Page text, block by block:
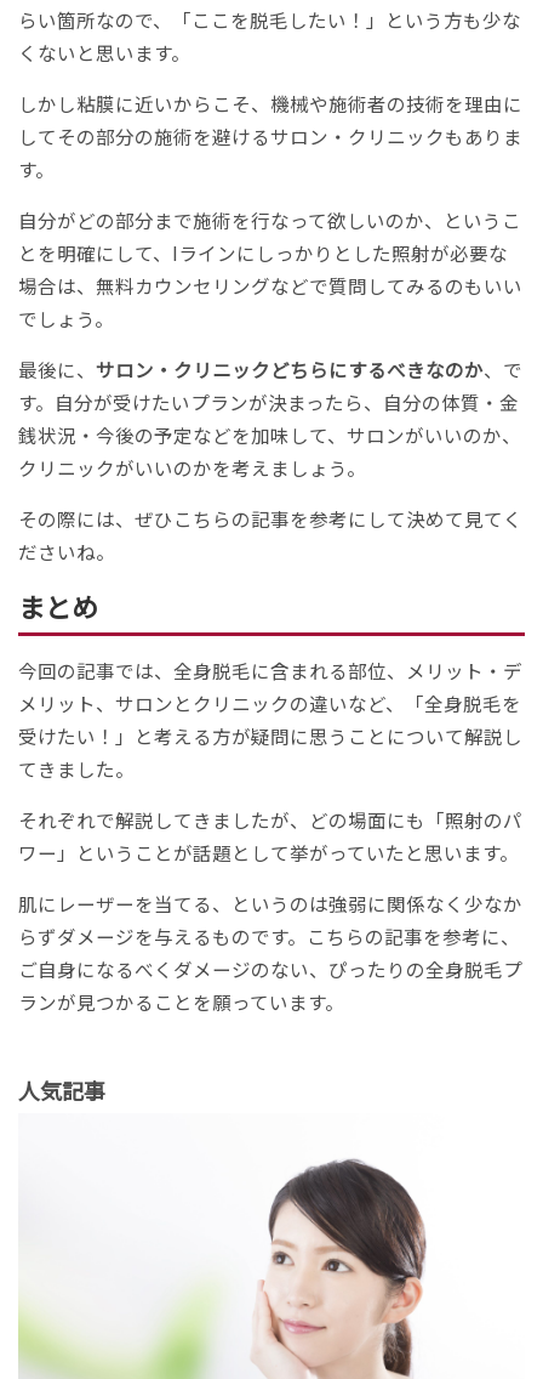
らい箇所なので、「ここを脱毛したい！」という方も少な
くないと思います。
しかし粘膜に近いからこそ、機械や施術者の技術を理由に
してその部分の施術を避けるサロン・クリニックもありま
す。
自分がどの部分まで施術を行なって欲しいのか、というこ
とを明確にして、Iラインにしっかりとした照射が必要な
場合は、無料カウンセリングなどで質問してみるのもいい
でしょう。
最後に、 サロン・クリニックどちらにするべきなのか、で
す。自分が受けたいプランが決まったら、自分の体質・金
銭状況・今後の予定などを加味して、サロンがいいのか、
クリニックがいいのかを考えましょう。
その際には、ぜひこちらの記事を参考にして決めて見てく
ださいね。
まとめ
今回の記事では、全身脱毛に含まれる部位、メリット・デ
メリット、サロンとクリニックの違いなど、「全身脱毛を
受けたい！」と考える方が疑問に思うことについて解説し
てきました。
それぞれで解説してきましたが、どの場面にも「照射のパ
ワー」ということが話題として挙がっていたと思います。
肌にレーザーを当てる、というのは強弱に関係なく少なか
らずダメージを与えるものです。こちらの記事を参考に、
ご自身になるべくダメージのない、ぴったりの全身脱毛プ
ランが見つかることを願っています。
人気記事